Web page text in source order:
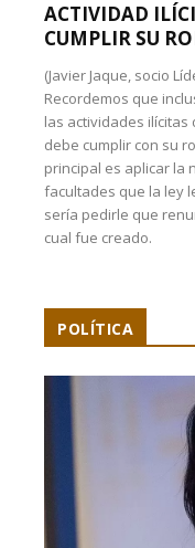
ACTIVIDAD
CUMPLIR SU
(Javier Jaque, socio
Recordemos que
las actividades ilícitas
debe cumplir con su
principal es aplicar la
facultades que la ley
sería pedirle que
cual fue creado.
POLÍTICA